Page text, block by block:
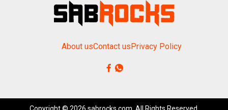
About usContact us Privacy Policy